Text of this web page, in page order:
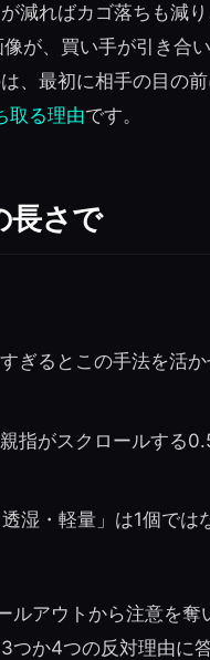
減ればカゴ落ちも減
が、買い手が引き合
最初に相手の目の
取る理由です。
長さで
ぎるとこの手法を活
指がスクロールする
透湿・軽量」は1個では
アウトから注意を奪
か4つの反対理由に答